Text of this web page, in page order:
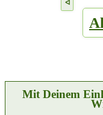
Mit Deinem